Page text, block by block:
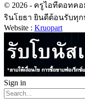
© 2026 - ครูไอทีดอทคอ
รินโยธา ยินดีต้อนรับทุ
Website : Kruopart
Sign in